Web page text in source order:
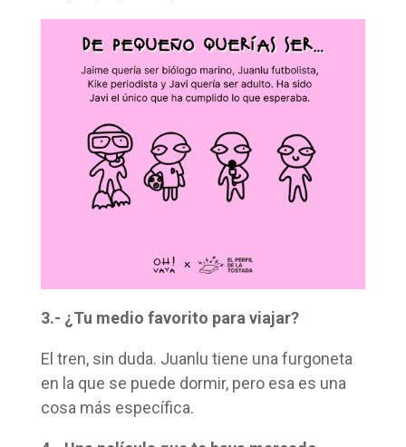
3.- ¿Tu medio favorito para viajar?
El tren, sin duda. Juanlu tiene una furgoneta
en la que se puede dormir, pero esa es una
cosa más específica.